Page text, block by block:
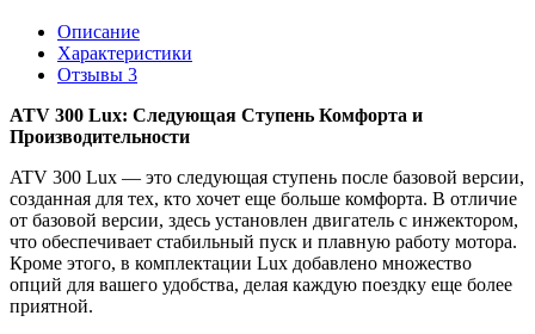
Описание
Характеристики
Отзывы 3
ATV 300 Lux: Следующая Ступень Комфорта и
Производительности
ATV 300 Lux — это следующая ступень после базовой версии,
созданная для тех, кто хочет еще больше комфорта. В отличие
от базовой версии, здесь установлен двигатель с инжектором,
что обеспечивает стабильный пуск и плавную работу мотора.
Кроме этого, в комплектации Lux добавлено множество
опций для вашего удобства, делая каждую поездку еще более
приятной.